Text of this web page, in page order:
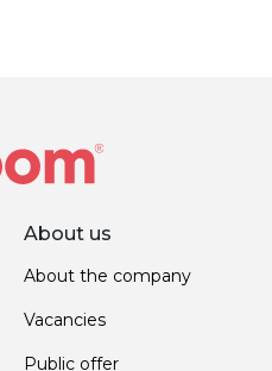
About us
About the company
Vacancies
Public offer